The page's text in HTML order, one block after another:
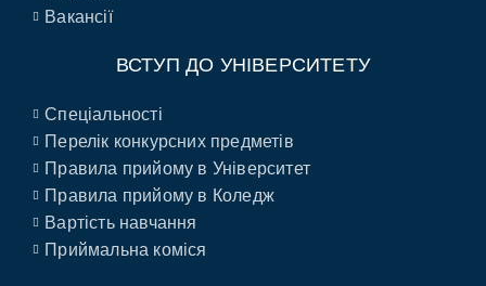
Вакансії
ВСТУП ДО УНІВЕРСИТЕТУ
Спеціальності
Перелік конкурсних предметів
Правила прийому в Університет
Правила прийому в Коледж
Вартість навчання
Приймальна коміся